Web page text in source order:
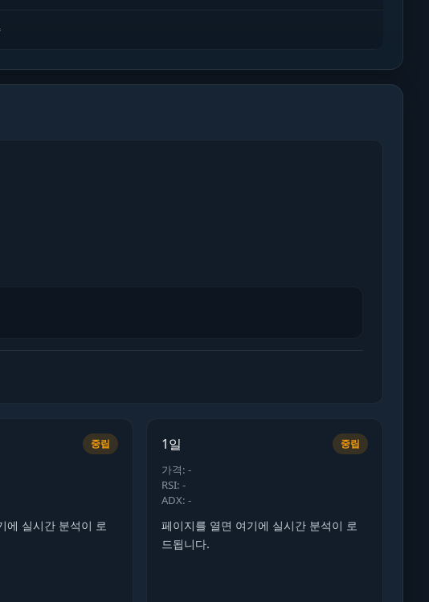
중립
에 실시간 분석이 로
1일 중립
가격: -
RSI: -
ADX: -
페이지를 열면 여기에 실시간 분석이 로
드됩니다.